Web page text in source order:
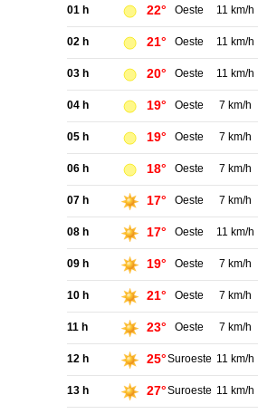
01 h 22° Oeste 11 km/h
02 h 21° Oeste 11 km/h
03 h 20° Oeste 11 km/h
04 h 19° Oeste 7 km/h
05 h 19° Oeste 7 km/h
06 h 18° Oeste 7 km/h
07 h 17° Oeste 7 km/h
08 h 17° Oeste 11 km/h
09 h 19° Oeste 7 km/h
10 h 21° Oeste 7 km/h
11 h 23° Oeste 7 km/h
12 h 25°Suroeste 11 km/h
13 h 27°Suroeste 11 km/h